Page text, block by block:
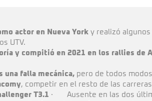
actor en Nueva York y realizó
UTV.
y compitió en 2021 en los rallies de
una falla mecánica, pero de todos
, competir en el resto de las
T3.1 · Ausente en las dos